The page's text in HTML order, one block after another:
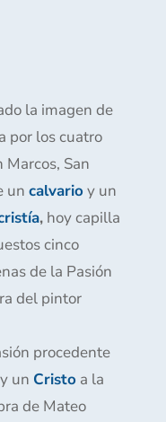
la imagen de
por los cuatro
Marcos, San
un calvario y un
,hoy capilla
cinco
de la Pasión
del pintor
procedente
un Cristo a la
de Mateo